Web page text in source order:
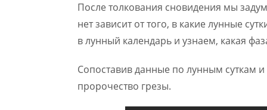
После толкования сновидения мы
нет зависит от того, в какие лунные
в лунный календарь и узнаем, какая
Сопоставив данные по лунным суткам
пророчество грезы.